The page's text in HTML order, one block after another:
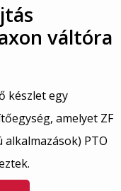
váltóra
készlet egy
amelyet ZF
PTO